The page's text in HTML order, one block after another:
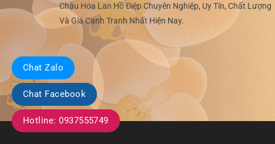
Chậu Hoa Lan Hồ Điệp Chuyên Nghiệp, Uy Tín, Chất Lượng
Và Giá Cạnh Tranh Nhất Hiện Nay.
Chat Zalo
Chat Facebook
Hotline: 0937555749